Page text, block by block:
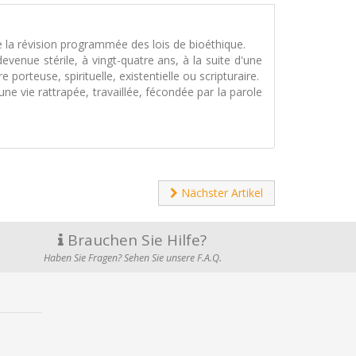
révision programmée des lois de bioéthique.
stérile, à vingt-quatre ans, à la suite d'une
porteuse, spirituelle, existentielle ou scripturaire.
vie rattrapée, travaillée, fécondée par la parole
Nächster Artikel
Brauchen Sie Hilfe?
Haben Sie Fragen? Sehen Sie unsere F.A.Q.